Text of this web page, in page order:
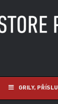
GRILY,